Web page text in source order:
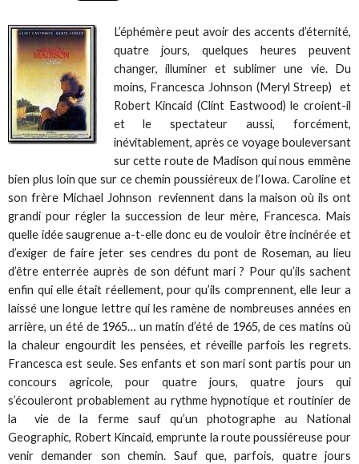
L’éphémère peut avoir des accents d’éternité,
quatre jours, quelques heures peuvent
changer, illuminer et sublimer une vie. Du
moins, Francesca Johnson (Meryl Streep) et
Robert Kincaid (Clint Eastwood) le croient-il
et le spectateur aussi, forcément,
inévitablement, après ce voyage bouleversant
sur cette route de Madison qui nous emmène
bien plus loin que sur ce chemin poussiéreux de l’Iowa. Caroline et
son frère Michael Johnson reviennent dans la maison où ils ont
grandi pour régler la succession de leur mère, Francesca. Mais
quelle idée saugrenue a-t-elle donc eu de vouloir être incinérée et
d’exiger de faire jeter ses cendres du pont de Roseman, au lieu
d’être enterrée auprès de son défunt mari ? Pour qu’ils sachent
enfin qui elle était réellement, pour qu’ils comprennent, elle leur a
laissé une longue lettre qui les ramène de nombreuses années en
arrière, un été de 1965… un matin d’été de 1965, de ces matins où
la chaleur engourdit les pensées, et réveille parfois les regrets.
Francesca est seule. Ses enfants et son mari sont partis pour un
concours agricole, pour quatre jours, quatre jours qui
s’écouleront probablement au rythme hypnotique et routinier de
la vie de la ferme sauf qu’un photographe au National
Geographic, Robert Kincaid, emprunte la route poussiéreuse pour
venir demander son chemin. Sauf que, parfois, quatre jours